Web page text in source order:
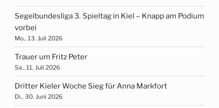
Segelbundesliga 3. Spieltag in Kiel – Knapp am Podium
vorbei
Mo., 13. Juli 2026
Trauer um Fritz Peter
Sa., 11. Juli 2026
Dritter Kieler Woche Sieg für Anna Markfort
Di., 30. Juni 2026